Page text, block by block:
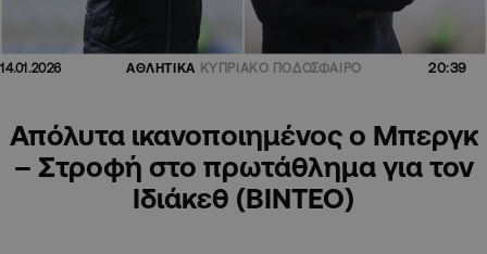
14.01.2026 ΑΘΛΗΤΙΚΑ ΚΥΠΡΙΑΚΟ ΠΟΔΟΣΦΑΙΡΟ 20:39
Απόλυτα ικανοποιημένος ο Μπεργκ
– Στροφή στο πρωτάθλημα για τον
Ιδιάκεθ (ΒΙΝΤΕΟ)